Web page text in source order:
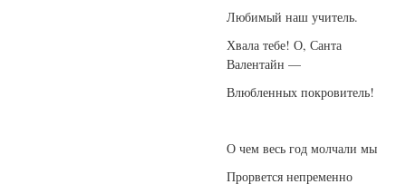
Любимый наш учитель.
Хвала тебе! О, Санта
Валентайн —
Влюбленных покровитель!
О чем весь год молчали мы
Прорвется непременно